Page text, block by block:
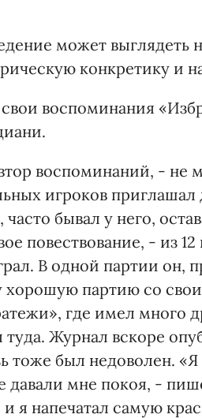
может выглядеть
конкретику и
воспоминания
воспоминаний, - не
игроков приглашал
бывал у него,
повествование, - из
В одной партии он,
партию со
где имел много
Журнал вскоре
тоже был недоволен. «Я
давали мне покоя, -
я напечатал самую